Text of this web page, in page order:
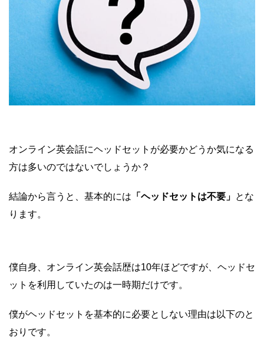
オンライン英会話にヘッドセットが必要かどうか気になる
方は多いのではないでしょうか？
結論から言うと、基本的には 「ヘッドセットは不要」 とな
ります。
僕自身、オンライン英会話歴は10年ほどですが、ヘッドセ
ットを利用していたのは一時期だけです。
僕がヘッドセットを基本的に必要としない理由は以下のと
おりです。